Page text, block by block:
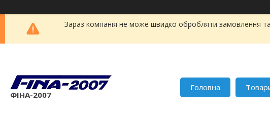
Зараз компанія не може швидко обробляти замовлення
ФІНА-2007
Головна